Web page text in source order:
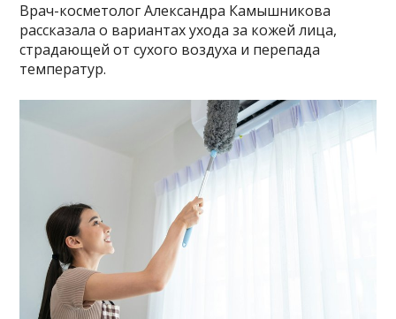
Врач-косметолог Александра Камышникова
рассказала о вариантах ухода за кожей лица,
страдающей от сухого воздуха и перепада
температур.